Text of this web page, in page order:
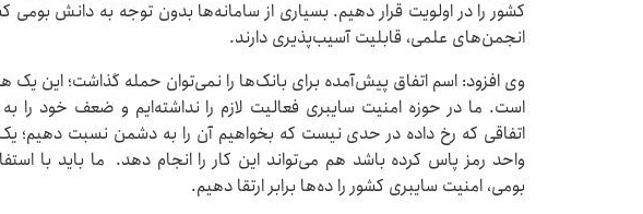
کشور را در اولویت قرار دهیم. بسیاری از سامانه‌ها بدون توجه به دانش
انجمن‌های علمی، قابلیت آسیب‌پذیری دارند.
وی افزود: اسم اتفاق پیش‌آمده برای بانک‌ها را نمی‌توان حمله گذاشت؛ این یک
است. ما در حوزه امنیت سایبری فعالیت لازم را نداشته‌ایم و ضعف خود را
اتفاقی که رخ داده در حدی نیست که بخواهیم آن را به دشمن نسبت
واحد رمز پاس کرده باشد هم می‌تواند این کار را انجام دهد. ما باید با
بومی، امنیت سایبری کشور را ده‌ها برابر ارتقا دهیم.